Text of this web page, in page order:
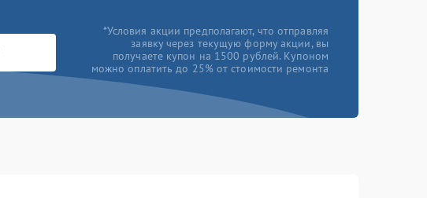
*Условия акции предполагают, что отправляя
заявку через текущую форму акции, вы
получаете купон на 1500 рублей. Купоном
можно оплатить до 25% от стоимости ремонта